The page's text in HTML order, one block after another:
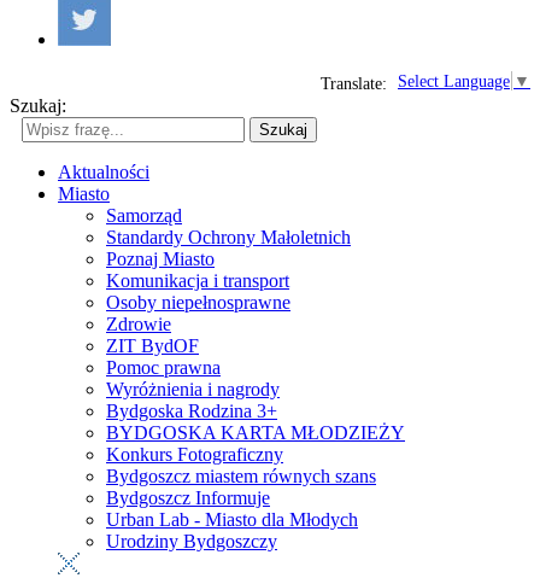
Select Language ▼
Translate:
Szukaj:
Szukaj
Aktualności
Miasto
Samorząd
Standardy Ochrony Małoletnich
Poznaj Miasto
Komunikacja i transport
Osoby niepełnosprawne
Zdrowie
ZIT BydOF
Pomoc prawna
Wyróżnienia i nagrody
Bydgoska Rodzina 3+
BYDGOSKA KARTA MŁODZIEŻY
Konkurs Fotograficzny
Bydgoszcz miastem równych szans
Bydgoszcz Informuje
Urban Lab - Miasto dla Młodych
Urodziny Bydgoszczy